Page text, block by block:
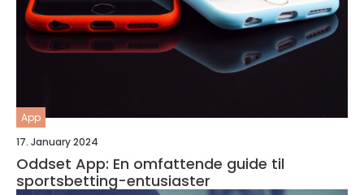
App
17. January 2024
Oddset App: En omfattende guide til
sportsbetting-entusiaster